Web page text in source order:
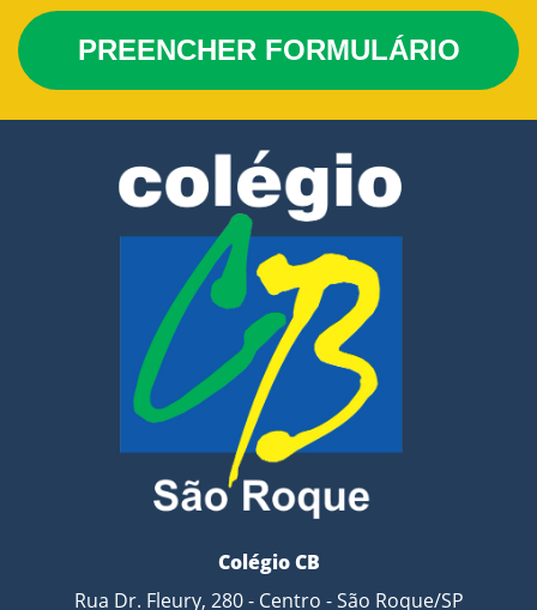
PREENCHER FORMULÁRIO
Colégio CB
Rua Dr. Fleury, 280 - Centro - São Roque/SP